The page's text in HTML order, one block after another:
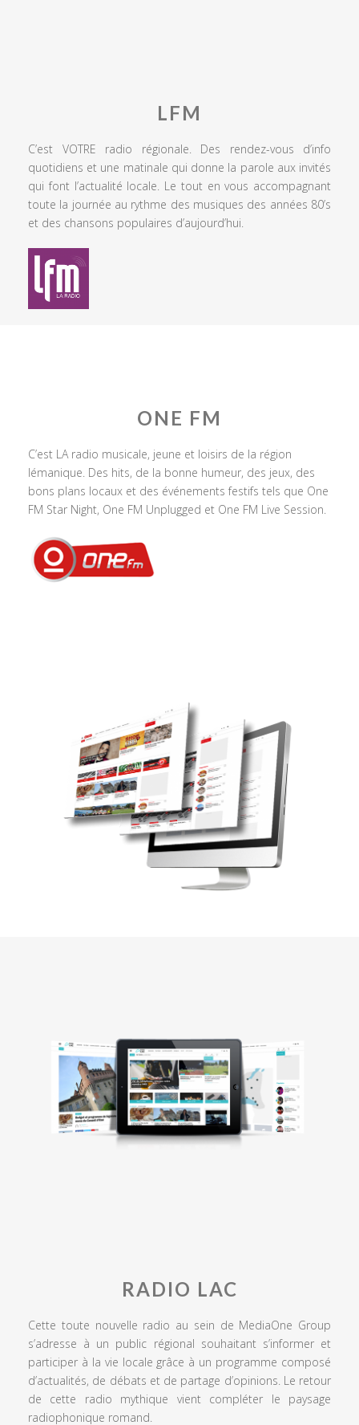
LFM
C’est VOTRE radio régionale. Des rendez-vous d’info
quotidiens et une matinale qui donne la parole aux invités
qui font l’actualité locale. Le tout en vous accompagnant
toute la journée au rythme des musiques des années 80’s
et des chansons populaires d’aujourd’hui.
ONE FM
C’est LA radio musicale, jeune et loisirs de la région
lémanique. Des hits, de la bonne humeur, des jeux, des
bons plans locaux et des événements festifs tels que One
FM Star Night, One FM Unplugged et One FM Live Session.
RADIO LAC
Cette toute nouvelle radio au sein de MediaOne Group
s’adresse à un public régional souhaitant s’informer et
participer à la vie locale grâce à un programme composé
d’actualités, de débats et de partage d’opinions. Le retour
de cette radio mythique vient compléter le paysage
radiophonique romand.